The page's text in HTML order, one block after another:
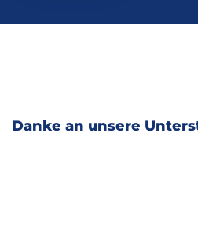
Danke an unsere